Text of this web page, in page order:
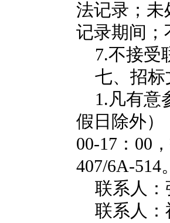
法记录；未
记录期间；
7.不接受
七、招标
1. 凡有意
假日除外）
00-17 ： 00
407/6A-514。
联系人 ：
联系人 ：